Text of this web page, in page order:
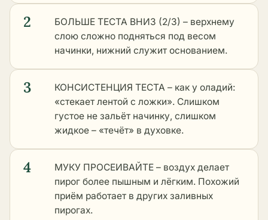
2
БОЛЬШЕ ТЕСТА ВНИЗ (2/3) – верхнему
слою сложно подняться под весом
начинки, нижний служит основанием.
3
КОНСИСТЕНЦИЯ ТЕСТА – как у оладий:
«стекает лентой с ложки». Слишком
густое не зальёт начинку, слишком
жидкое – «течёт» в духовке.
4
МУКУ ПРОСЕИВАЙТЕ – воздух делает
пирог более пышным и лёгким. Похожий
приём работает в других заливных
пирогах.